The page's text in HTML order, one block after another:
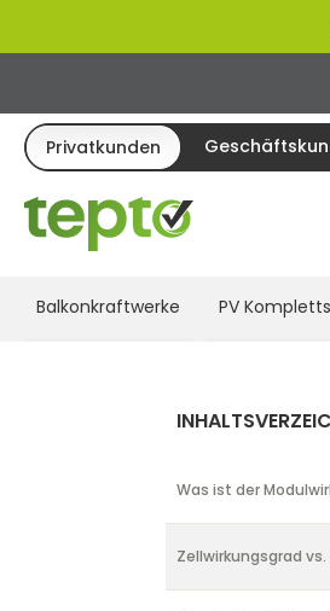
Zur
Privatkunden
Balkonkraftwerke PV
Was ist der
Zellwirkungsgrad